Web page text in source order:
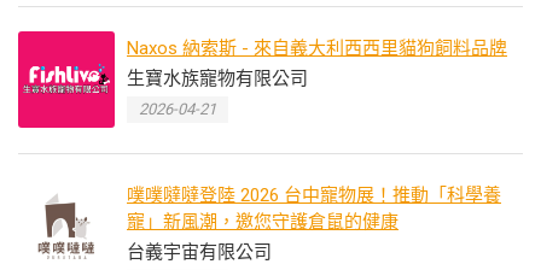
Naxos 納索斯 - 來自義大利西西里貓狗飼料品牌
生寶水族寵物有限公司
2026-04-21
噗噗噠噠登陸 2026 台中寵物展！推動「科學養
寵」新風潮，邀您守護倉鼠的健康
台義宇宙有限公司